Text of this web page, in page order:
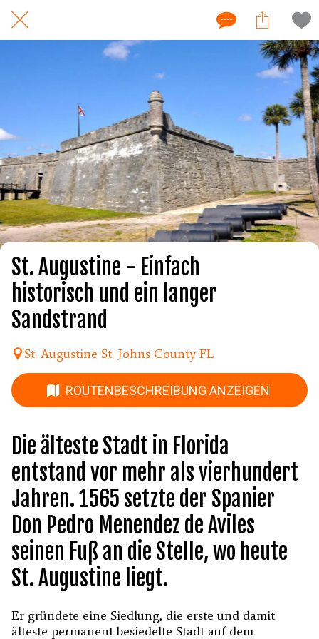
St. Augustine - Einfach
historisch und ein langer
Sandstrand
St. Augustine St. Johns County FL
ROUTENBESCHREIBUNG ANZEIGEN
Die älteste Stadt in Florida
entstand vor mehr als vierhundert
Jahren. 1565 setzte der Spanier
Don Pedro Menendez de Aviles
seinen Fuß an die Stelle, wo heute
St. Augustine liegt.
Er gründete eine Siedlung, die erste und damit
älteste permanent besiedelte Stadt auf dem